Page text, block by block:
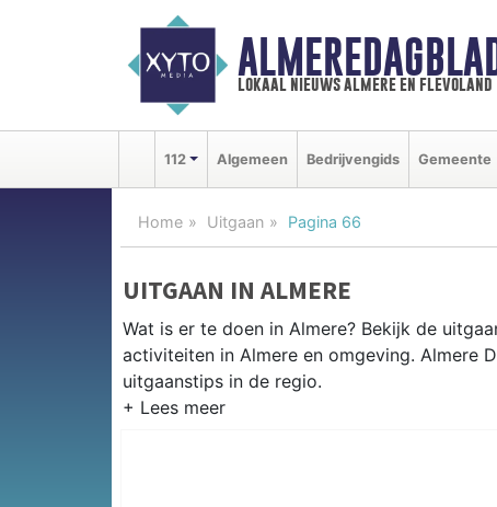
lokaal nieuws almere en flevoland
112 Algemeen Bedrijvengids Gemeente
Home Uitgaan Pagina 66
UITGAAN IN ALMERE
Wat is er te doen in Almere? Bekijk de
activiteiten in Almere en omgeving. Almere
uitgaanstips in de regio.
Van markten en culturele evenementen tot